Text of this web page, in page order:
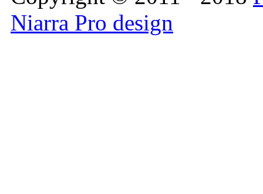
Niarra Pro design